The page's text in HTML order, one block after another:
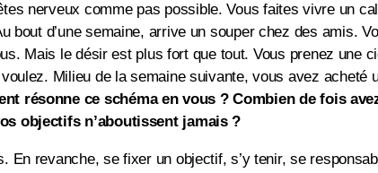
nerveux comme pas possible. Vous faites vivre un
bout d’une semaine, arrive un souper chez des amis.
Mais le désir est plus fort que tout. Vous prenez une
Milieu de la semaine suivante, vous avez acheté
résonne ce schéma en vous ? Combien de fois
objectifs n’aboutissent jamais ?
revanche, se fixer un objectif, s’y tenir, se